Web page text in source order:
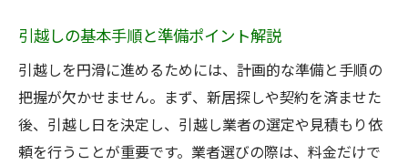
役所関連の引越し手続き準備方法
引越しまでにやること一覧の把握方法
役所で必要な引越し手続きポイント
引越し手続き一覧で役所準備を万全に
転入転出届の正しい提出タイミング解説
引越しの基本手順と準備ポイント解説
引越しを円滑に進めるためには、計画的な準備と手順の
把握が欠かせません。まず、新居探しや契約を済ませた
後、引越し日を決定し、引越し業者の選定や見積もり依
頼を行うことが重要です。業者選びの際は、料金だけで